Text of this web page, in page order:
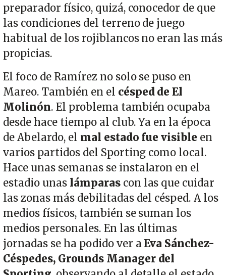
preparador físico, quizá, conocedor de que
las condiciones del terreno de juego
habitual de los rojiblancos no eran las más
propicias.
El foco de Ramírez no solo se puso en
Mareo. También en el césped de El
Molinón. El problema también ocupaba
desde hace tiempo al club. Ya en la época
de Abelardo, el mal estado fue visible en
varios partidos del Sporting como local.
Hace unas semanas se instalaron en el
estadio unas lámparascon las que cuidar
las zonas más debilitadas del césped. A los
medios físicos, también se suman los
medios personales. En las últimas
jornadas se ha podido ver aEva Sánchez-
Céspedes, Grounds Manager del